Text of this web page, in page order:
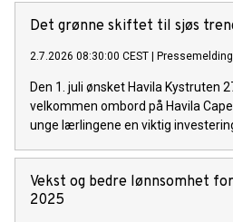
Det grønne skiftet til sjøs
2.7.2026 08:30:00 CEST | Pressemelding
Den 1. juli ønsket Havila Kystruten
velkommen ombord på Havila
unge lærlingene en viktig
Vekst og bedre lønnsomhet
2025